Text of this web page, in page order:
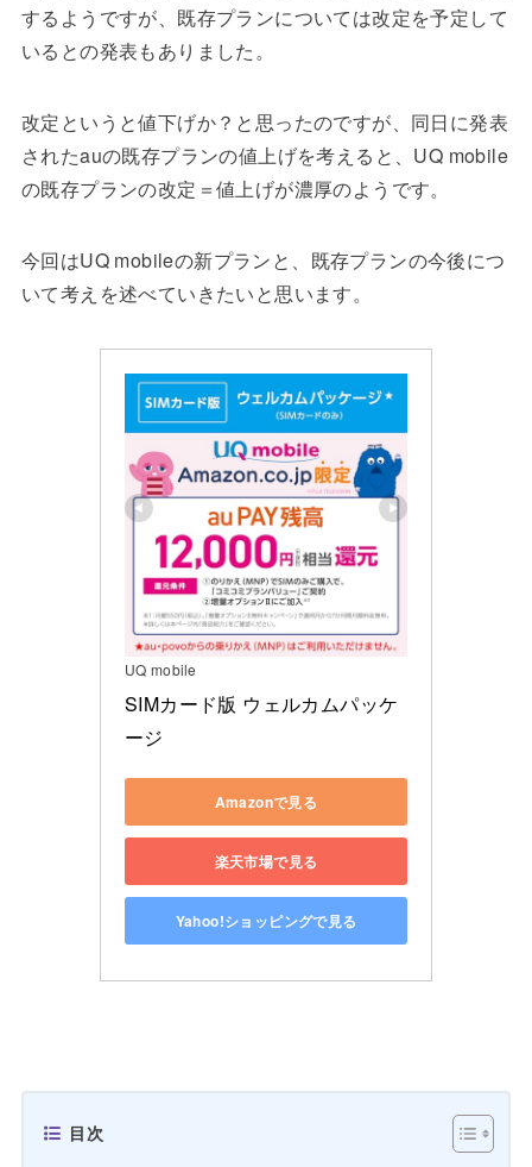
するようですが、既存プランについては改定を予定して
いるとの発表もありました。
改定というと値下げか？と思ったのですが、同日に発表
されたauの既存プランの値上げを考えると、UQ mobile
の既存プランの改定＝値上げが濃厚のようです。
今回はUQ mobileの新プランと、既存プランの今後につ
いて考えを述べていきたいと思います。
UQ mobile
SIMカード版 ウェルカムパッケ
ージ
Amazonで見る
楽天市場で見る
Yahoo!ショッピングで見る
目次